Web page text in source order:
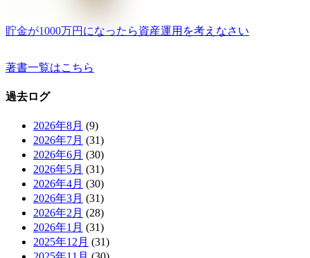
貯金が1000万円になったら資産運用を考えなさい
著書一覧はこちら
過去ログ
2026年8月 (9)
2026年7月 (31)
2026年6月 (30)
2026年5月 (31)
2026年4月 (30)
2026年3月 (31)
2026年2月 (28)
2026年1月 (31)
2025年12月 (31)